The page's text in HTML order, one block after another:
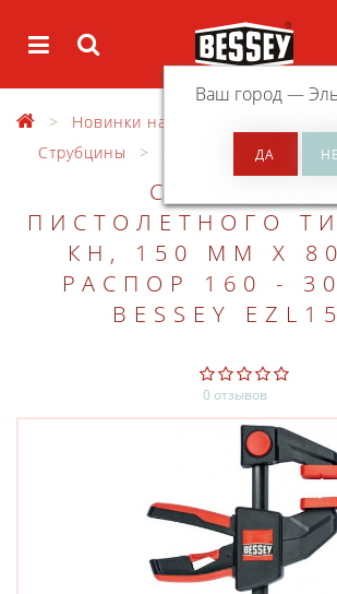
Ваш город —
Новинки на сайте
Струбцины
Струбцины для
СТРУБЦИНА
ПИСТОЛЕТНОГО
КН, 150 ММ X
РАСПОР 160 -
BESSEY
0 отзывов